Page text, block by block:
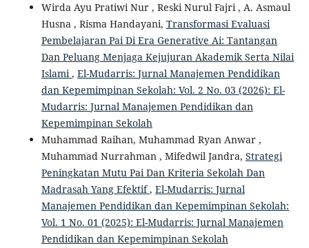
Wirda Ayu Pratiwi Nur , Reski Nurul Fajri , A. Asmaul
Husna , Risma Handayani, Transformasi Evaluasi
Pembelajaran Pai Di Era Generative Ai: Tantangan
Dan Peluang Menjaga Kejujuran Akademik Serta Nilai
Islami, El-Mudarris: Jurnal Manajemen Pendidikan
dan Kepemimpinan Sekolah: Vol. 2 No. 03 (2026): El-
Mudarris: Jurnal Manajemen Pendidikan dan
Kepemimpinan Sekolah
Muhammad Raihan, Muhammad Ryan Anwar ,
Muhammad Nurrahman , Mifedwil Jandra, Strategi
Peningkatan Mutu Pai Dan Kriteria Sekolah Dan
Madrasah Yang Efektif, El-Mudarris: Jurnal
Manajemen Pendidikan dan Kepemimpinan Sekolah:
Vol. 1 No. 01 (2025): El-Mudarris: Jurnal Manajemen
Pendidikan dan Kepemimpinan Sekolah